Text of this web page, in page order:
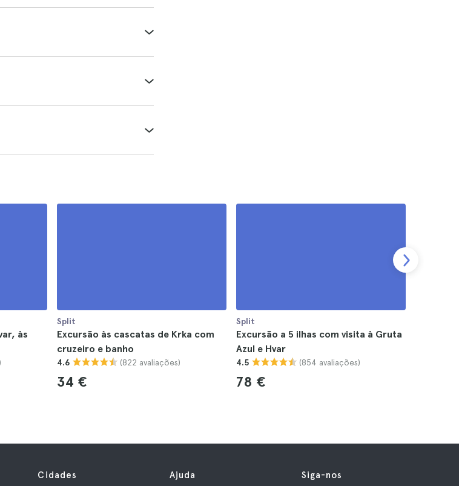
às
Split
Excursão às cascatas de Krka com
cruzeiro e banho
4.6 (822 avaliações)
34 €
Split
Excursão a 5 ilhas com visita à Gruta
Azul e Hvar
4.5 (854 avaliações)
78 €
Cidades Ajuda Siga-nos